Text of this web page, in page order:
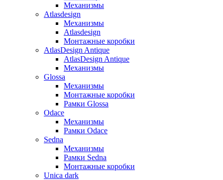
Механизмы
Atlasdesign
Механизмы
Atlasdesign
Монтажные коробки
AtlasDesign Antique
AtlasDesign Antique
Механизмы
Glossa
Механизмы
Монтажные коробки
Рамки Glossa
Odace
Механизмы
Рамки Odace
Sedna
Механизмы
Рамки Sedna
Монтажные коробки
Unica dark